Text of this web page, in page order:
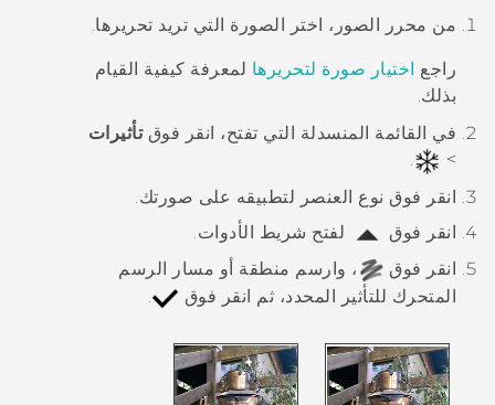
الدعم
أجهزة HTC والملحقات
من محرر الصور ، اختر الصورة التي تريد تحريرها.
راجع اختيار صورة لتحريرها لمعرفة كيفية القيام
بذلك.
في القائمة المنسدلة التي تفتح، انقر فوقتأثيرات
>
.
انقر فوق نوع العنصر لتطبيقه على صورتك.
انقر فوق
لفتح شريط الأدوات.
انقر فوق
، وارسم منطقة أو مسار الرسم
المتحرك للتأثير المحدد، ثم انقر فوق
.